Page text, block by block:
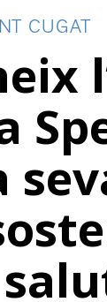
CUGAT